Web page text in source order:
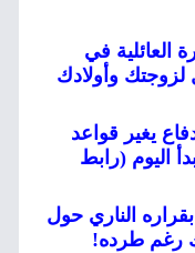
العائلية في
ستدفع 300+ ريال لزوجتك وأولادك
يغير قواعد
اليوم (رابط
الناري حول
رغم طرده!